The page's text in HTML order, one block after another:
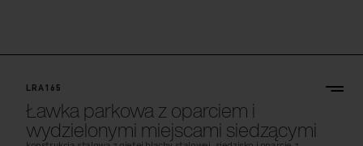
LRA165
Ławka parkowa z oparciem i
wydzielonymi miejscami siedzącymi